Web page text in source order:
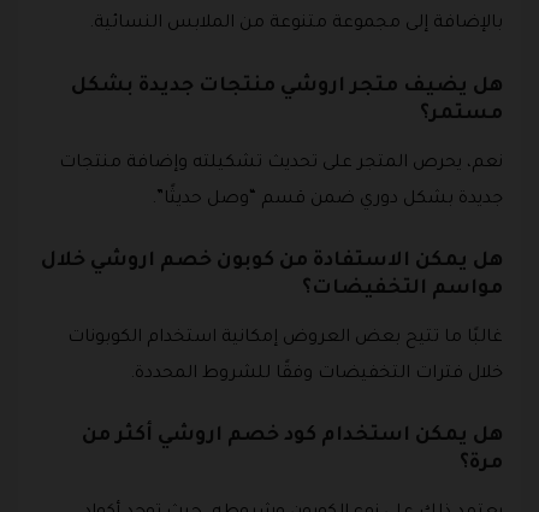
بالإضافة إلى مجموعة متنوعة من الملابس النسائية.
هل يضيف متجر اروشي منتجات جديدة بشكل
مستمر؟
نعم، يحرص المتجر على تحديث تشكيلته وإضافة منتجات
جديدة بشكل دوري ضمن قسم “وصل حديثًا”.
هل يمكن الاستفادة من كوبون خصم اروشي خلال
مواسم التخفيضات؟
غالبًا ما تتيح بعض العروض إمكانية استخدام الكوبونات
خلال فترات التخفيضات وفقًا للشروط المحددة.
هل يمكن استخدام كود خصم اروشي أكثر من
مرة؟